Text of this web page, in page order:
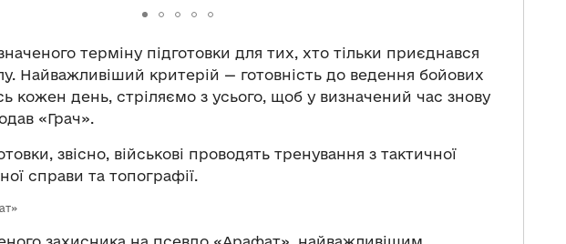
терміну підготовки для тих, хто тільки приєднався
Найважливіший критерій — готовність до ведення бойових
кожен день, стріляємо з усього, щоб у визначений час знову
«Грач».
звісно, військові проводять тренування з тактичної
справи та топографії.